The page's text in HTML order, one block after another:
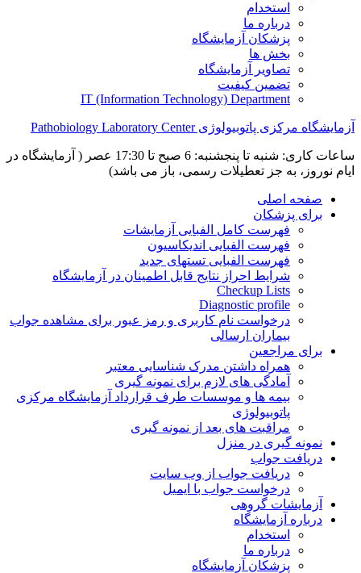
استخدام
درباره ما
پزشکان آزمایشگاه
بخش ها
تصاویر آزمایشگاه
تضمین کیفیت
IT (Information Technology) Department
آزمایشگاه مرکزی پاتوبیولوژی Pathobiology Laboratory Center
ساعات کاری: شنبه تا پنجشنبه: 6 صبح تا 17:30 عصر ( آزمایشگاه در
ایام نوروز، به جز تعطیلات رسمی، باز می باشد)
صفحه اصلی
برای پزشکان
فهرست کامل الفبایی آزمایشات
فهرست الفبایی اندیکاسیون
فهرست الفبایی تستهای جدید
شرایط احراز نتایج قابل اطمینان در آزمایشگاه
Checkup Lists
Diagnostic profile
درخواست نام کاربری و رمز عبور برای مشاهده جواب
بیماران ارسالی
برای مراجعین
همراه داشتن مدرک شناسایی معتبر
آمادگی های لازم برای نمونه گیری
بیمه ها و موسسات طرف قرارداد آزمایشگاه مرکزی
پاتوبیولوژی
مراقبت های بعد از نمونه گیری
نمونه گیری در منزل
دریافت جواب
دریافت جواب از وب سایت
درخواست جواب با ایمیل
آزمایشات گروهی
درباره آزمایشگاه
استخدام
درباره ما
پزشکان آزمایشگاه